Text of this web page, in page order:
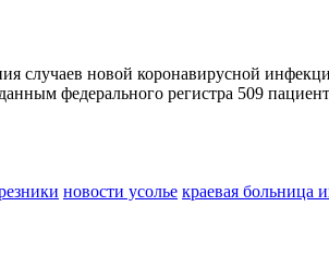
случаев новой коронавирусной
федерального регистра 509
новости усолье краевая больница